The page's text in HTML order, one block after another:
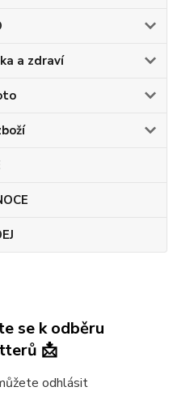
a zdraví
se k odběru
📩
odhlásit